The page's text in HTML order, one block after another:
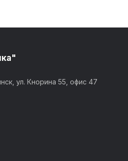
ул. Кнорина 55, офис 47